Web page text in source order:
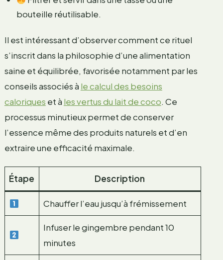
bouteille réutilisable.
Il est intéressant d’observer comment ce rituel
s’inscrit dans la philosophie d’une alimentation
saine et équilibrée, favorisée notamment par les
conseils associés à le calcul des besoins
caloriques et à les vertus du lait de coco. Ce
processus minutieux permet de conserver
l’essence même des produits naturels et d’en
extraire une efficacité maximale.
Étape Description
Chauffer l’eau jusqu’à frémissement
Infuser le gingembre pendant 10
minutes